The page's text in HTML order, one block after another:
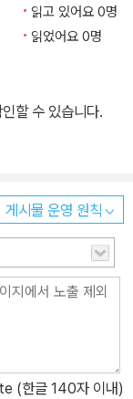
읽고 있어요 0명
읽었어요 0명
할 수 있습니다.
게시물 운영 원칙
(한글 140자 이내)